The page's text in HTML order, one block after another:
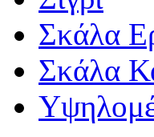
Σκάλα
Σκάλα